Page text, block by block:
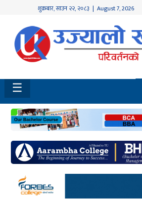
शुक्रबार,साउन २२, २०८३ | August 7, 2026
होमपेज
नवलपुर
विशेष
मध्य
नेपाल
चितवन
सेरोफेरो
समाचार
☰